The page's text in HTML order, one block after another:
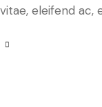
vitae, eleifend ac,